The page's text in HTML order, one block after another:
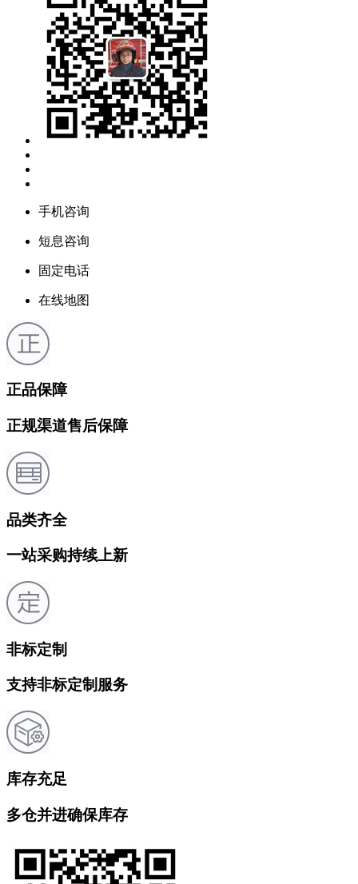
手机咨询
短息咨询
固定电话
在线地图
正品保障
正规渠道售后保障
品类齐全
一站采购持续上新
非标定制
支持非标定制服务
库存充足
多仓并进确保库存